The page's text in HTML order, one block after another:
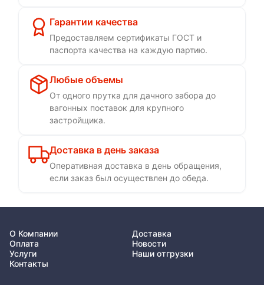
Гарантии качества
Предоставляем сертификаты ГОСТ и
паспорта качества на каждую партию.
Любые объемы
От одного прутка для дачного забора до
вагонных поставок для крупного
застройщика.
Доставка в день заказа
Оперативная доставка в день обращения,
если заказ был осуществлен до обеда.
О Компании
Доставка
Оплата
Новости
Услуги
Наши отгрузки
Контакты